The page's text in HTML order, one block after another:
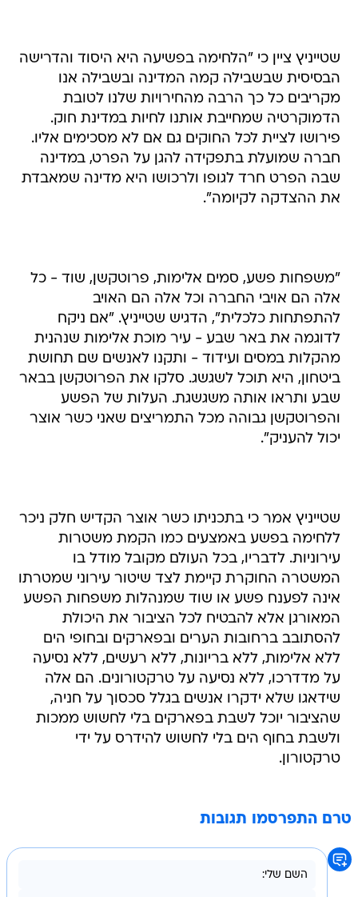
שטייניץ ציין כי "הלחימה בפשיעה היא היסוד והדרישה
הבסיסית שבשבילה קמה המדינה ובשבילה אנו
מקריבים כל כך הרבה מהחירויות שלנו לטובת
הדמוקרטיה שמחייבת אותנו לחיות במדינת חוק.
פירושו לציית לכל החוקים גם אם לא מסכימים אליו.
חברה שמועלת בתפקידה להגן על הפרט, במדינה
שבה הפרט חרד לגופו ולרכושו היא מדינה שמאבדת
את ההצדקה לקיומה".
"משפחות פשע, סמים אלימות, פרוטקשן, שוד - כל
אלה הם אויבי החברה וכל אלה הם האויב
להתפתחות כלכלית", הדגיש שטייניץ. "אם ניקח
לדוגמה את באר שבע - עיר מוכת אלימות שנהנית
מהקלות במסים ועידוד - ותקנו לאנשים שם תחושת
ביטחון, היא תוכל לשגשג. סלקו את הפרוטקשן בבאר
שבע ותראו אותה משגשגת. העלות של הפשע
והפרוטקשן גבוהה מכל התמריצים שאני כשר אוצר
יכול להעניק".
שטייניץ אמר כי בתכניתו כשר אוצר הקדיש חלק ניכר
ללחימה בפשע באמצעים כמו הקמת משטרות
עירוניות. לדבריו, בכל העולם מקובל מודל בו
המשטרה החוקרת קיימת לצד שיטור עירוני שמטרתו
אינה לפענח פשע או שוד שמנהלות משפחות הפשע
המאורגן אלא להבטיח לכל הציבור את היכולת
להסתובב ברחובות הערים ובפארקים ובחופי הים
ללא אלימות, ללא בריונות, ללא רעשים, ללא נסיעה
על מדדרכו, ללא נסיעה על טרקטורונים. הם אלה
שידאגו שלא ידקרו אנשים בגלל סכסוך על חניה,
שהציבור יוכל לשבת בפארקים בלי לחשוש ממכות
ולשבת בחוף הים בלי לחשוש להידרס על ידי
טרקטורון.
טרם התפרסמו תגובות